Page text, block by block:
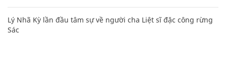
Lý Nhã Kỳ lần đầu tâm sự về người cha Liệt sĩ đặc công rừng
Sác